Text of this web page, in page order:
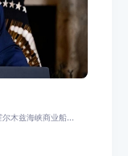
木兹海峡商业船...